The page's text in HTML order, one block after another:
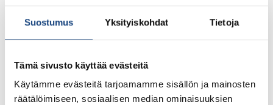
Suostumus Yksityiskohdat Tietoja
Tämä sivusto käyttää evästeitä
Käytämme evästeitä tarjoamamme sisällön ja mainosten
räätälöimiseen, sosiaalisen median ominaisuuksien
teemana solidaarisuus